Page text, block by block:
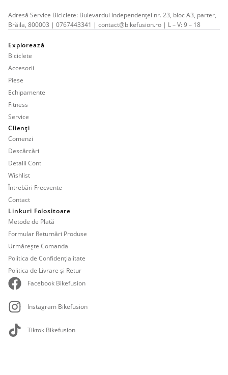
Adresă Service Biciclete: Bulevardul Independenței nr. 23, bloc A3, parter,
Brăila, 800003 | 0767443341 | contact@bikefusion.ro | L – V: 9 – 18
Explorează
Biciclete
Accesorii
Piese
Echipamente
Fitness
Service
Clienți
Comenzi
Descărcări
Detalii Cont
Wishlist
Întrebări Frecvente
Contact
Linkuri Folositoare
Metode de Plată
Formular Returnări Produse
Urmărește Comanda
Politica de Confidențialitate
Politica de Livrare și Retur
Facebook Bikefusion
Instagram Bikefusion
Tiktok Bikefusion